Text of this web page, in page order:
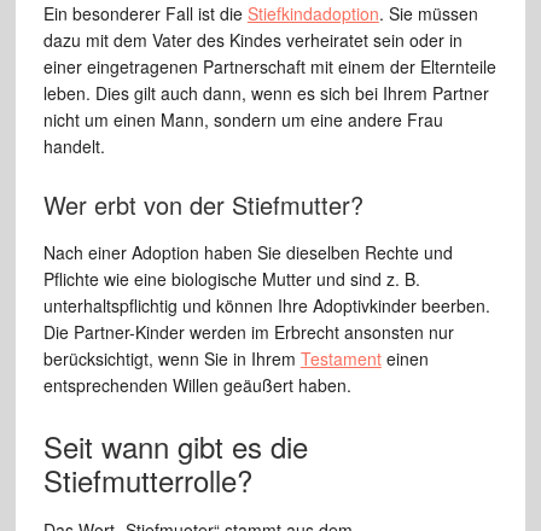
Ein besonderer Fall ist die Stiefkindadoption. Sie müssen
dazu mit dem Vater des Kindes verheiratet sein oder in
einer eingetragenen Partnerschaft mit einem der Elternteile
leben. Dies gilt auch dann, wenn es sich bei Ihrem Partner
nicht um einen Mann, sondern um eine andere Frau
handelt.
Wer erbt von der Stiefmutter?
Nach einer Adoption haben Sie dieselben Rechte und
Pflichte wie eine biologische Mutter und sind z. B.
unterhaltspflichtig und können Ihre Adoptivkinder beerben.
Die Partner-Kinder werden im Erbrecht ansonsten nur
berücksichtigt, wenn Sie in Ihrem Testamenteinen
entsprechenden Willen geäußert haben.
Seit wann gibt es die
Stiefmutterrolle?